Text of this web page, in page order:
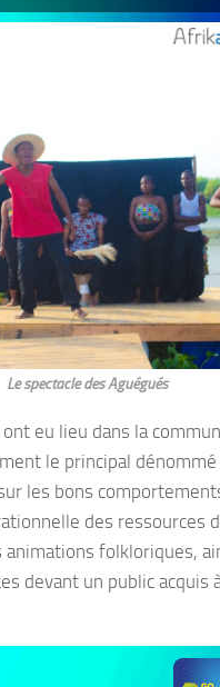
Le spectacle des Aguégués
eu lieu dans la
le principal
les bons
des ressources
animations folkloriques,
devant un public acquis